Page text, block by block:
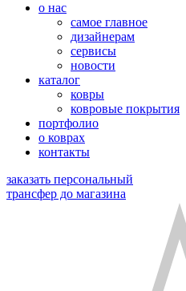
о нас
самое главное
дизайнерам
сервисы
новости
каталог
ковры
ковровые покрытия
портфолио
о коврах
контакты
заказать персональный
трансфер до магазина